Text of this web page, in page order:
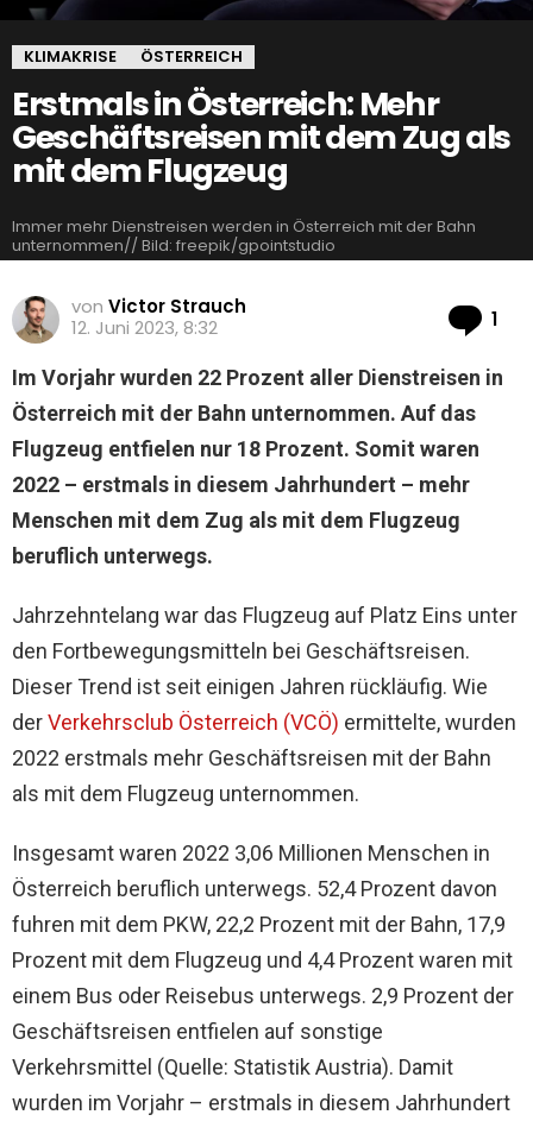
KLIMAKRISE ÖSTERREICH
Erstmals in Österreich: Mehr
Geschäftsreisen mit dem Zug als
mit dem Flugzeug
Immer mehr Dienstreisen werden in Österreich mit der Bahn
unternommen// Bild: freepik/gpointstudio
von Victor Strauch
12. Juni 2023, 8:32
1
Im Vorjahr wurden 22 Prozent aller Dienstreisen in
Österreich mit der Bahn unternommen. Auf das
Flugzeug entfielen nur 18 Prozent. Somit waren
2022 – erstmals in diesem Jahrhundert – mehr
Menschen mit dem Zug als mit dem Flugzeug
beruflich unterwegs.
Jahrzehntelang war das Flugzeug auf Platz Eins unter
den Fortbewegungsmitteln bei Geschäftsreisen.
Dieser Trend ist seit einigen Jahren rückläufig. Wie
derVerkehrsclub Österreich (VCÖ) ermittelte, wurden
2022 erstmals mehr Geschäftsreisen mit der Bahn
als mit dem Flugzeug unternommen.
Insgesamt waren 2022 3,06 Millionen Menschen in
Österreich beruflich unterwegs. 52,4 Prozent davon
fuhren mit dem PKW, 22,2 Prozent mit der Bahn, 17,9
Prozent mit dem Flugzeug und 4,4 Prozent waren mit
einem Bus oder Reisebus unterwegs. 2,9 Prozent der
Geschäftsreisen entfielen auf sonstige
Verkehrsmittel (Quelle: Statistik Austria). Damit
wurden im Vorjahr – erstmals in diesem Jahrhundert